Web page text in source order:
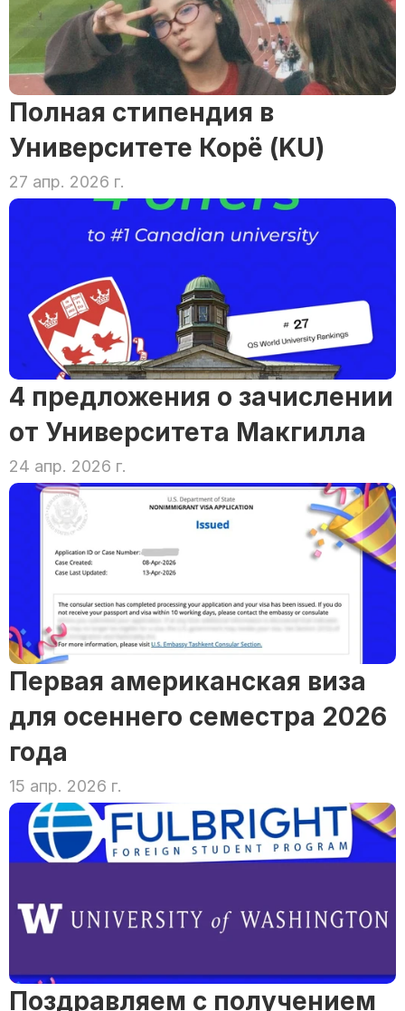
Полная стипендия в
Университете Корё (KU)
27 апр. 2026 г.
4 предложения о зачислении
от Университета Макгилла
24 апр. 2026 г.
Первая американская виза
для осеннего семестра 2026
года
15 апр. 2026 г.
Поздравляем с получением